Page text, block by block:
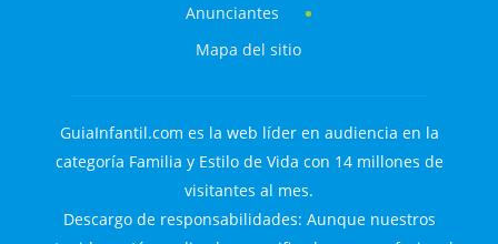
Anunciantes
Mapa del sitio
GuiaInfantil.com es la web líder en audiencia en la
categoría Familia y Estilo de Vida con 14 millones de
visitantes al mes.
Descargo de responsabilidades: Aunque nuestros